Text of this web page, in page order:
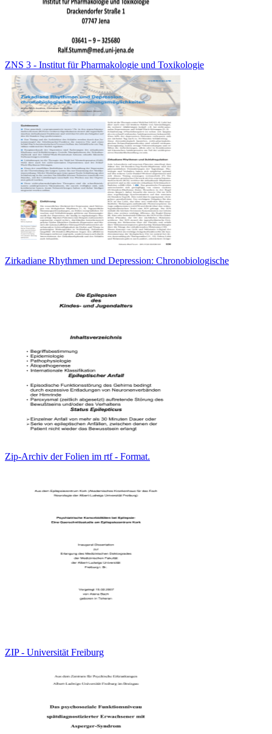
ZNS 3 - Institut für Pharmakologie und Toxikologie
Zirkadiane Rhythmen und Depression: Chronobiologische
Zip-Archiv der Folien im rtf - Format.
ZIP - Universität Freiburg